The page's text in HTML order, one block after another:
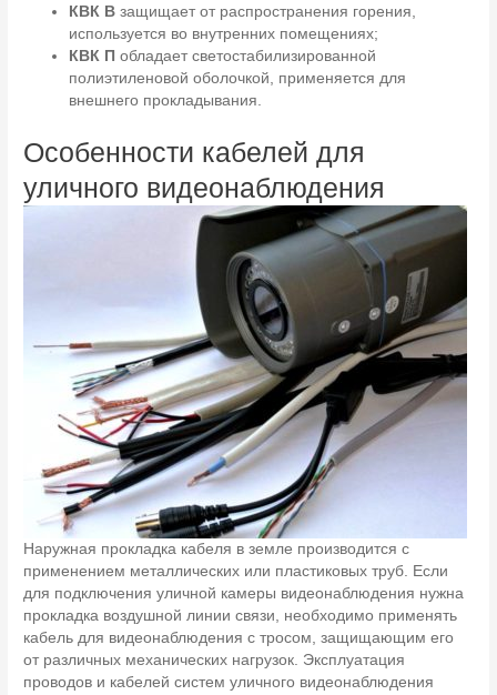
КВК В защищает от распространения горения,
используется во внутренних помещениях;
КВК П обладает светостабилизированной
полиэтиленовой оболочкой, применяется для
внешнего прокладывания.
Особенности кабелей для
уличного видеонаблюдения
Наружная прокладка кабеля в земле производится с
применением металлических или пластиковых труб. Если
для подключения уличной камеры видеонаблюдения нужна
прокладка воздушной линии связи, необходимо применять
кабель для видеонаблюдения с тросом, защищающим его
от различных механических нагрузок. Эксплуатация
проводов и кабелей систем уличного видеонаблюдения